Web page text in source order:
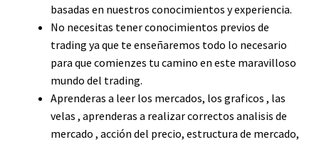
basadas en nuestros conocimientos y experiencia.
No necesitas tener conocimientos previos de
trading ya que te enseñaremos todo lo necesario
para que comienzes tu camino en este maravilloso
mundo del trading.
Aprenderas a leer los mercados, los graficos , las
velas , aprenderas a realizar correctos analisis de
mercado , acción del precio, estructura de mercado,